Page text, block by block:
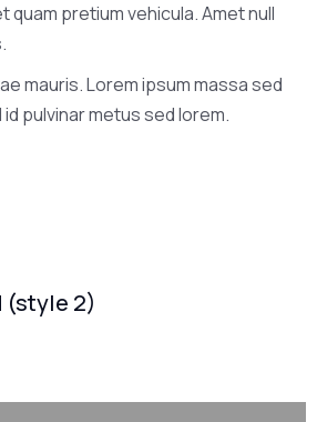
quam pretium vehicula. Amet null
mauris. Lorem ipsum massa sed
pulvinar metus sed lorem.
(style 2)